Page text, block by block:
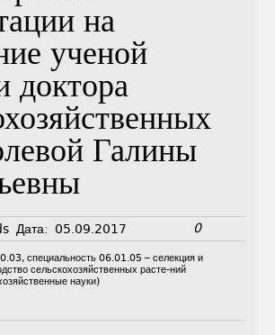
на
ученой
доктора
Галины
Дата: 05.09.2017 0
, специальность 06.01.05 – селекция и
сельскохозяйственных расте-ний
науки)